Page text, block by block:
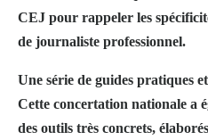
CEJ pour rappeler les
de journaliste professionnel.
Une série de guides pratiques
Cette concertation nationale a
des outils très concrets,